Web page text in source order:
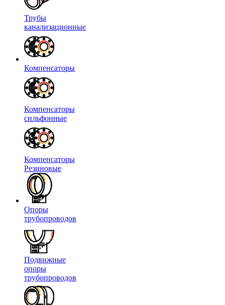
Трубы
канализационные
Компенсаторы
Компенсаторы
сильфонные
Компенсаторы
Резиновые
Опоры
трубопроводов
Подвижные
опоры
трубопроводов